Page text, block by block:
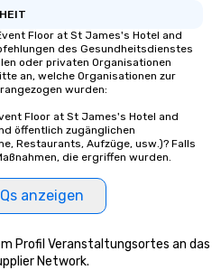
Floor at St James's Hotel and
des Gesundheitsdienstes
oder privaten Organisationen
an, welche Organisationen zur
wurden:
Floor at St James's Hotel and
öffentlich zugänglichen
Restaurants, Aufzüge, usw.)? Falls
die ergriffen wurden.
anzeigen
Profil Veranstaltungsortes an das
Network.